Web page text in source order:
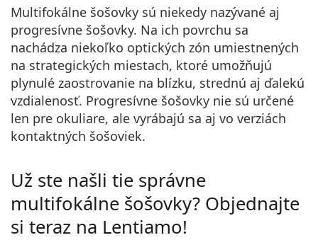
Multifokálne šošovky sú niekedy nazývané aj
progresívne šošovky. Na ich povrchu sa
nachádza niekoľko optických zón umiestnených
na strategických miestach, ktoré umožňujú
plynulé zaostrovanie na blízku, strednú aj ďalekú
vzdialenosť. Progresívne šošovky nie sú určené
len pre okuliare, ale vyrábajú sa aj vo verziách
kontaktných šošoviek.
Už ste našli tie správne
multifokálne šošovky? Objednajte
si teraz na Lentiamo!